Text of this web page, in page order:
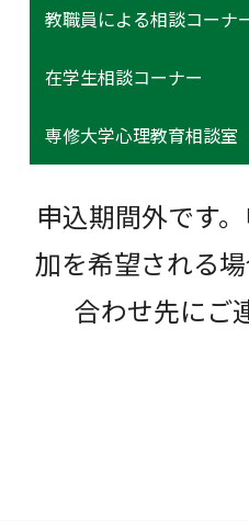
教職員による相談コーナ
在学生相談コーナー
専修大学心理教育相談
申込期間外です
加を希望される
合わせ先にご